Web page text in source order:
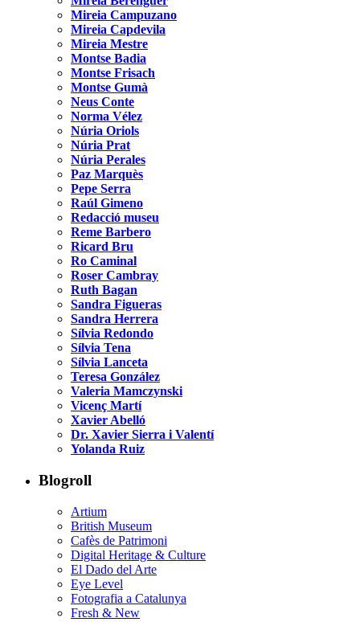
Mireia Campuzano
Mireia Capdevila
Mireia Mestre
Montse Badia
Montse Frisach
Montse Gumà
Neus Conte
Norma Vélez
Núria Oriols
Núria Prat
Núria Perales
Paz Marquès
Pepe Serra
Raúl Gimeno
Redacció museu
Reme Barbero
Ricard Bru
Ro Caminal
Roser Cambray
Ruth Bagan
Sandra Figueras
Sandra Herrera
Sílvia Redondo
Sílvia Tena
Sílvia Lanceta
Teresa González
Valeria Mamczynski
Vicenç Martí
Xavier Abelló
Dr. Xavier Sierra i Valentí
Yolanda Ruiz
Blogroll
Artium
British Museum
Cafès de Patrimoni
Digital Heritage & Culture
El Dado del Arte
Eye Level
Fotografia a Catalunya
Fresh & New